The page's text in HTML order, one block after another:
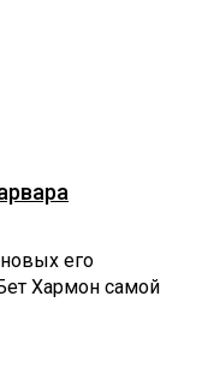
его
Хармон самой